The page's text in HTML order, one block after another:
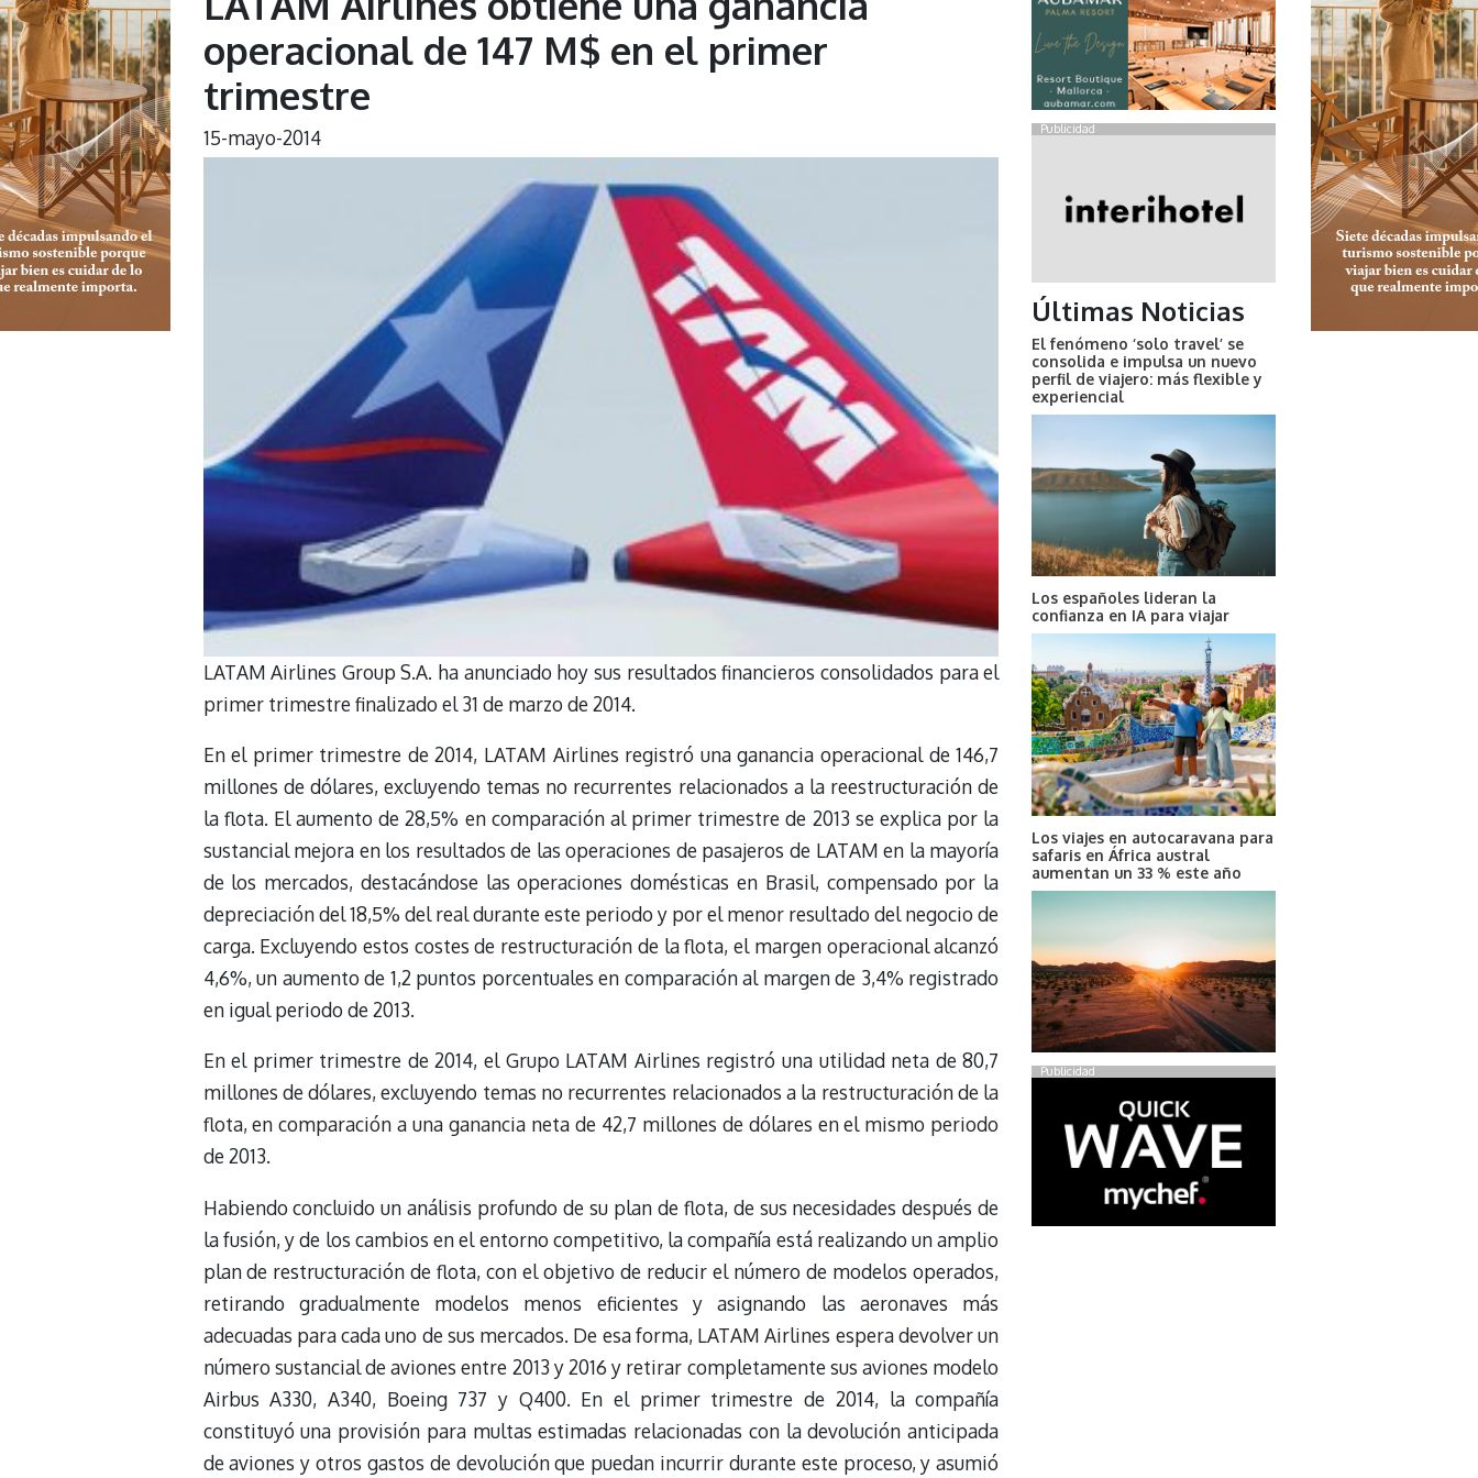
operacional de 147 M$ en el primer
trimestre
15-mayo-2014
LATAM Airlines Group S.A. ha anunciado hoy sus resultados financieros consolidados para el
primer trimestre finalizado el 31 de marzo de 2014.
En el primer trimestre de 2014, LATAM Airlines registró una ganancia operacional de 146,7
millones de dólares, excluyendo temas no recurrentes relacionados a la reestructuración de
la flota. El aumento de 28,5% en comparación al primer trimestre de 2013 se explica por la
sustancial mejora en los resultados de las operaciones de pasajeros de LATAM en la mayoría
de los mercados, destacándose las operaciones domésticas en Brasil, compensado por la
depreciación del 18,5% del real durante este periodo y por el menor resultado del negocio de
carga. Excluyendo estos costes de restructuración de la flota, el margen operacional alcanzó
4,6%, un aumento de 1,2 puntos porcentuales en comparación al margen de 3,4% registrado
en igual periodo de 2013.
En el primer trimestre de 2014, el Grupo LATAM Airlines registró una utilidad neta de 80,7
millones de dólares, excluyendo temas no recurrentes relacionados a la restructuración de la
flota, en comparación a una ganancia neta de 42,7 millones de dólares en el mismo periodo
de 2013.
Habiendo concluido un análisis profundo de su plan de flota, de sus necesidades después de
la fusión, y de los cambios en el entorno competitivo, la compañía está realizando un amplio
plan de restructuración de flota, con el objetivo de reducir el número de modelos operados,
retirando gradualmente modelos menos eficientes y asignando las aeronaves más
adecuadas para cada uno de sus mercados. De esa forma, LATAM Airlines espera devolver un
número sustancial de aviones entre 2013 y 2016 y retirar completamente sus aviones modelo
Airbus A330, A340, Boeing 737 y Q400. En el primer trimestre de 2014, la compañía
constituyó una provisión para multas estimadas relacionadas con la devolución anticipada
de aviones y otros gastos de devolución que puedan incurrir durante este proceso, y asumió
Publicidad
Últimas Noticias
El fenómeno ‘solo travel’ se
consolida e impulsa un nuevo
perfil de viajero: más flexible y
experiencial
Los españoles lideran la
confianza en IA para viajar
Los viajes en autocaravana para
safaris en África austral
aumentan un 33 % este año
Publicidad